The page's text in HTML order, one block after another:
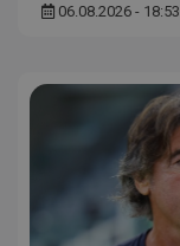
06.08.2026 - 18:53